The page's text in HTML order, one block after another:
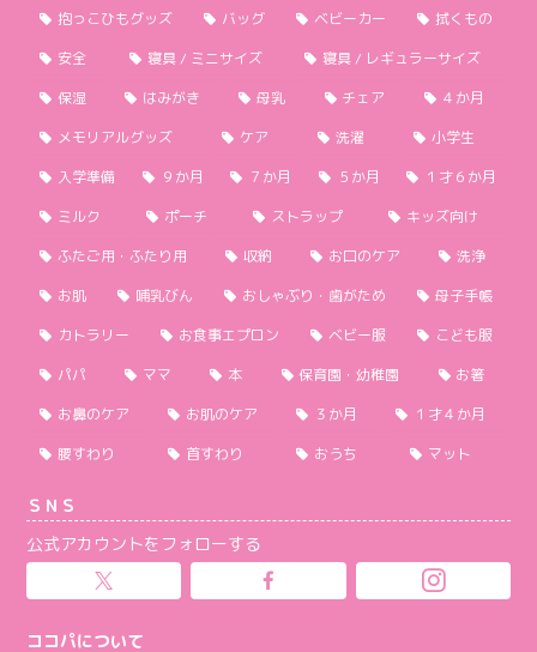
抱っこひもグッズ
バッグ ベビーカー
拭くもの
安全
寝具 / ミニサイズ
寝具 / レギュラーサイズ
保湿
はみがき 母乳 チェア
４か月
メモリアルグッズ
ケア 洗濯
小学生
入学準備
９か月 ７か月 ５か月
１才６か月
ミルク
ポーチ ストラップ
キッズ向け
ふたご用・ふたり用
収納 お口のケア
洗浄
お肌
哺乳びん おしゃぶり・歯がため
母子手帳
カトラリー
お食事エプロン ベビー服
こども服
パパ
ママ 本 保育園・幼稚園
お箸
お鼻のケア
お肌のケア ３か月
１才４か月
腰すわり
首すわり おうち マット
ＳＮＳ
公式アカウントをフォローする
ココパについて